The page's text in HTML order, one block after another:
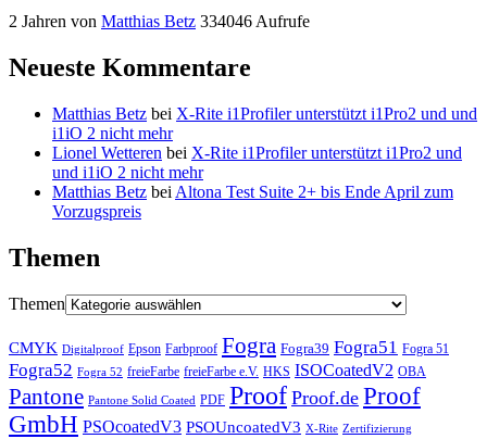
2 Jahren von Matthias Betz 334046 Aufrufe
Neueste Kommentare
Matthias Betz bei X-Rite i1Profiler unterstützt i1Pro2 und und
i1iO 2 nicht mehr
Lionel Wetteren bei X-Rite i1Profiler unterstützt i1Pro2 und
und i1iO 2 nicht mehr
Matthias Betz bei Altona Test Suite 2+ bis Ende April zum
Vorzugspreis
Themen
Themen
CMYK Digitalproof Epson Farbproof Fogra Fogra39 Fogra51 Fogra 51
Fogra52 Fogra 52 freieFarbe freieFarbe e.V. HKS ISOCoatedV2 OBA
Pantone Pantone Solid Coated PDF Proof Proof.de Proof
GmbH PSOcoatedV3 PSOUncoatedV3 X-Rite Zertifizierung